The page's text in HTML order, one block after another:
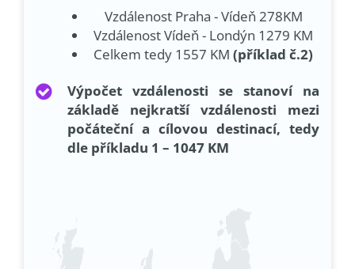
Vzdálenost Praha - Vídeň 278KM
Vzdálenost Vídeň - Londýn 1279 KM
Celkem tedy 1557 KM (příklad č.2)
Výpočet vzdálenosti se stanoví na
základě nejkratší vzdálenosti mezi
počáteční a cílovou destinací, tedy
dle příkladu 1 – 1047 KM